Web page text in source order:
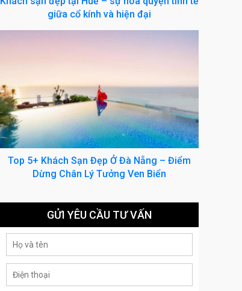
giữa cổ kính và hiện đại
Top 5+ Khách Sạn Đẹp Ở Đà Nẵng – Điểm
Dừng Chân Lý Tưởng Ven Biển
GỬI YÊU CẦU TƯ VẤN